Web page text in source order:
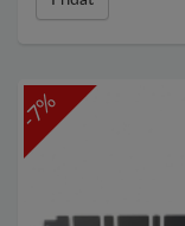
-7%